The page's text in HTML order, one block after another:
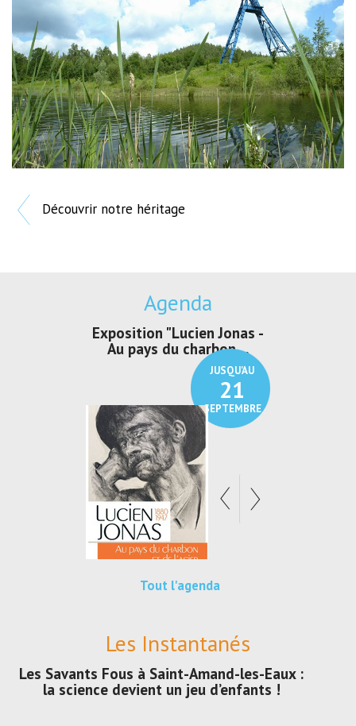
Découvrir notre héritage
Agenda
JUSQU'AU
21
SEPTEMBRE
Exposition "Lucien Jonas -
Au pays du charbon ...
Tout l'agenda
Les Instantanés
Les Savants Fous à Saint-Amand-les-Eaux :
la science devient un jeu d’enfants !